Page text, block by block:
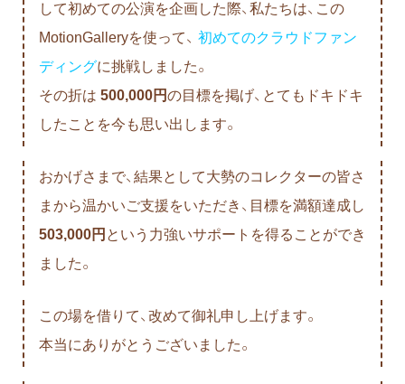
して初めての公演を企画した際、私たちは、この
MotionGalleryを使って、 初めてのクラウドファン
ディングに挑戦しました。
その折は 500,000円の目標を掲げ、とてもドキドキ
したことを今も思い出します。
おかげさまで、結果として大勢のコレクターの皆さ
まから温かいご支援をいただき、目標を満額達成し
503,000円という力強いサポートを得ることができ
ました。
この場を借りて、改めて御礼申し上げます。
本当にありがとうございました。